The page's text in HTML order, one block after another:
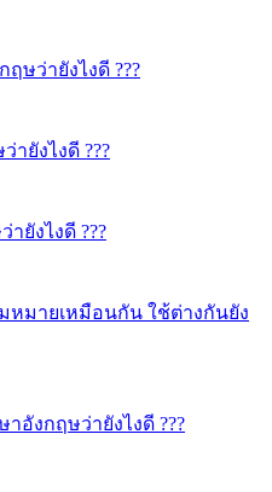
ษว่ายังไงดี ???
ายังไงดี ???
ยังไงดี ???
ามหมายเหมือนกัน ใช้ต่างกันยัง
อังกฤษว่ายังไงดี ???